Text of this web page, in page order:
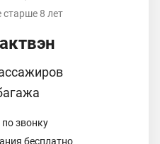
8 лет
по звонку
бесплатно